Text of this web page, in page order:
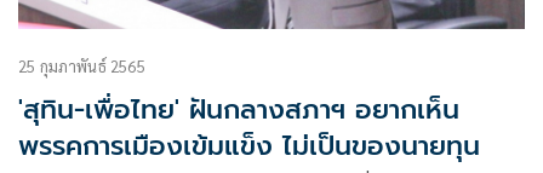
25 กุมภาพันธ์ 2565
'สุทิน-เพื่อไทย' ฝันกลางสภาฯ อยากเห็น
พรรคการเมืองเข้มแข็ง ไม่เป็นของนายทุน